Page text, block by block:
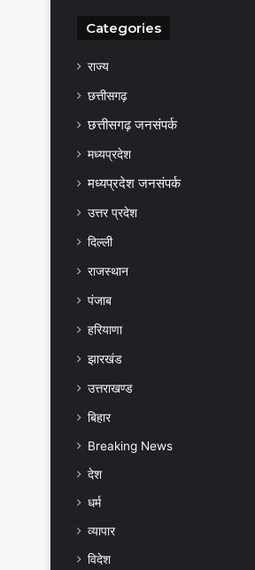
Categories
राज्य
छत्तीसगढ़
छत्तीसगढ़ जनसंपर्क
मध्यप्रदेश
मध्यप्रदेश जनसंपर्क
उत्तर प्रदेश
दिल्ली
राजस्थान
पंजाब
हरियाणा
झारखंड
उत्तराखण्ड
बिहार
Breaking News
देश
धर्म
व्यापार
विदेश